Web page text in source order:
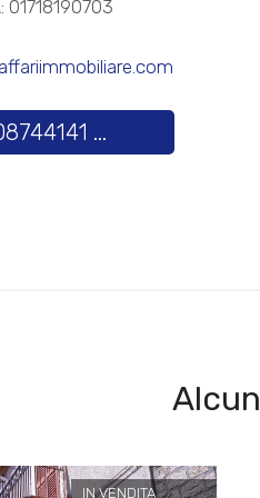
01718190703
...
IN VENDITA